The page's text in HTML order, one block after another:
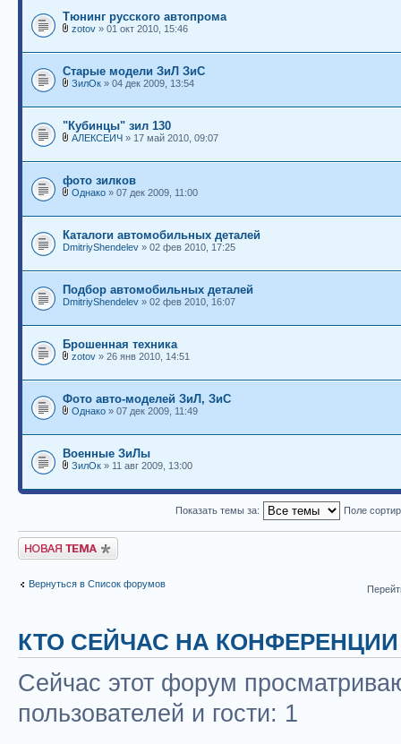
Тюнинг русского автопрома
zotov » 01 окт 2010, 15:46
Старые модели ЗиЛ ЗиС
ЗилОк » 04 дек 2009, 13:54
"Кубинцы" зил 130
АЛЕКСЕИЧ » 17 май 2010, 09:07
фото зилков
Однако » 07 дек 2009, 11:00
Каталоги автомобильных деталей
DmitriyShendelev » 02 фев 2010, 17:25
Подбор автомобильных деталей
DmitriyShendelev » 02 фев 2010, 16:07
Брошенная техника
zotov » 26 янв 2010, 14:51
Фото авто-моделей ЗиЛ, ЗиС
Однако » 07 дек 2009, 11:49
Военные ЗиЛы
ЗилОк » 11 авг 2009, 13:00
Показать темы за: Поле
Новая тема
Вернуться в Список форумов
КТО СЕЙЧАС НА КОНФЕРЕНЦИИ
Сейчас этот форум
пользователей и гости: 1